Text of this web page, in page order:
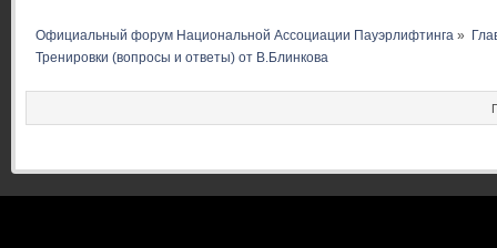
Официальный форум Национальной Ассоциации Пауэрлифтинга »
Тренировки (вопросы и ответы) от В.Блинкова